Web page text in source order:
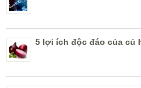
5 lợi ích độc đáo của củ